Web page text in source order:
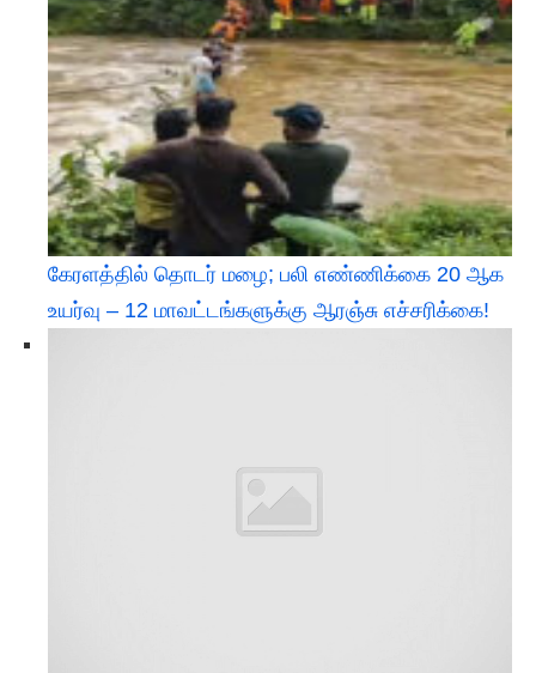
கேரளத்தில் தொடர் மழை; பலி எண்ணிக்கை 20 ஆக
உயர்வு – 12 மாவட்டங்களுக்கு ஆரஞ்சு எச்சரிக்கை!